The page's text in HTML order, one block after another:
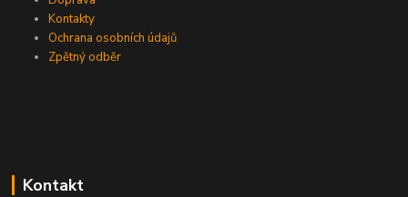
Kontakty
Ochrana osobních údajů
Zpětný odběr
Kontakt